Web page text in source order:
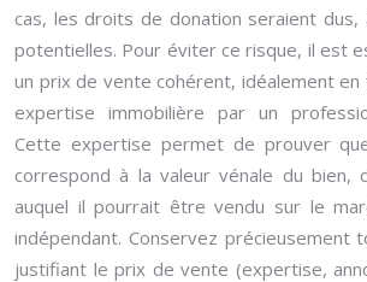
cas, les droits de donation seraient dus,
potentielles. Pour éviter ce risque, il est
un prix de vente cohérent, idéalement en
expertise immobilière par un
Cette expertise permet de prouver
correspond à la valeur vénale du bien,
auquel il pourrait être vendu sur le
indépendant. Conservez précieusement
justifiant le prix de vente (expertise,